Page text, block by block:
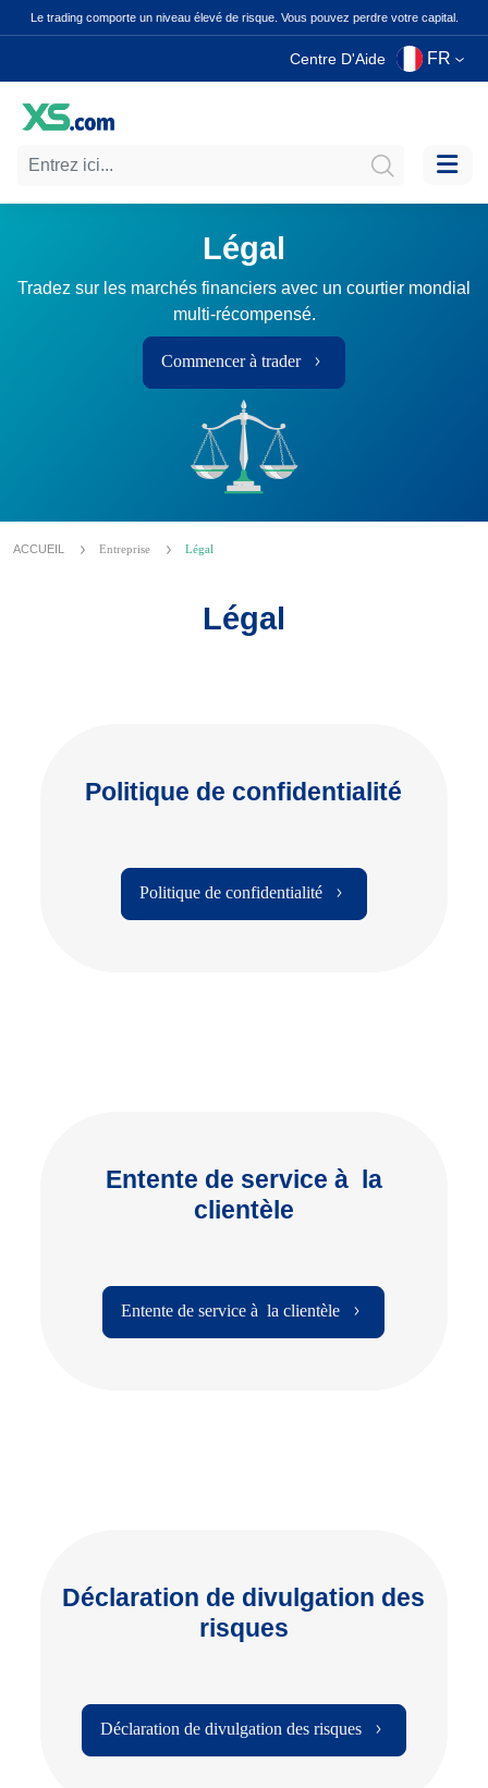
Le trading comporte un niveau élevé de risque. Vous pouvez perdre votre capital.
Centre D'Aide FR
Légal
Tradez sur les marchés financiers avec un courtier mondial
multi-récompensé.
Commencer à trader
ACCUEIL Entreprise Légal
Légal
Politique de confidentialité
Politique de confidentialité
Entente de service à la
clientèle
Entente de service à la clientèle
Déclaration de divulgation des
risques
Déclaration de divulgation des risques